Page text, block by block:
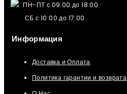
ПН-ПТ с 09:00 до 18:00
СБ с 10:00 до 17:00
Информация
Доставка и Оплата
Политика гарантии и возврата